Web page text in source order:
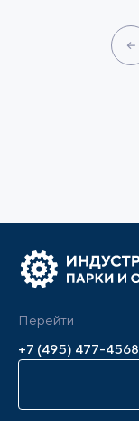
Перейти
+7 (495) 477-4568